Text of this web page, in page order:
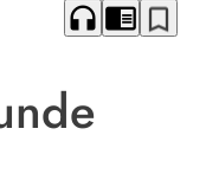
headphones chrome_reader_mode bookmark_border